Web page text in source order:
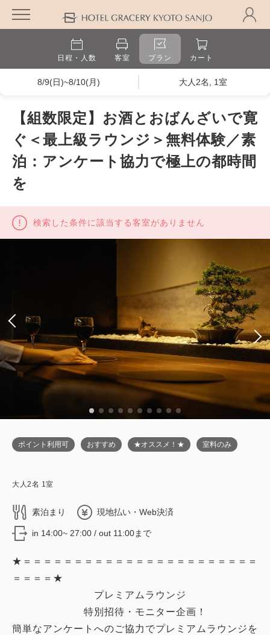
日程・人数 客室 プラン カート
8/9(日)~8/10(月) 大人2名, 1室
【組数限定】お酒とおばんざいで寛
ぐ＜最上級ラウンジ＞無料体験／素
泊：アンケート協力で極上の都時間
を
検索した条件に該当する客室がありません
ポイント利用可 おすすめ ★オススメ！★ 室料のみ
大人 2名 1 室
素泊まり 現地払い・Web決済
in 14:00~ 27:00 / out 11:00まで
★＝＝＝＝＝＝＝＝＝＝＝＝＝＝＝＝＝＝＝＝＝＝＝
＝＝＝＝★
プレミアムラウンジ
特別招待・モニター企画！
簡単なアンケートへのご協力でプレミアムラウンジを